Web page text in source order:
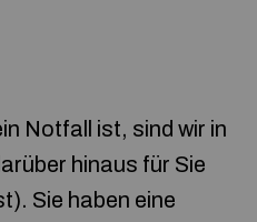
Notfall ist, sind wir in
hinaus für Sie
Sie haben eine